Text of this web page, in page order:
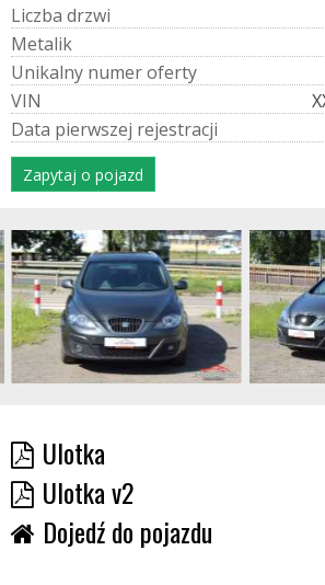
Liczba drzwi
Metalik
Unikalny numeroferty
VIN
Data pierwszej rejestracji
Zapytaj o pojazd
Ulotka
Ulotka v2
Dojedź do pojazdu